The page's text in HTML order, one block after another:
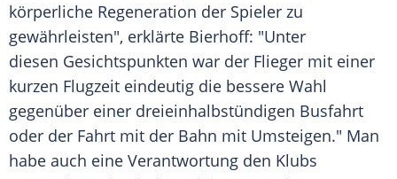
körperliche Regeneration der Spieler zu
gewährleisten", erklärte Bierhoff: "Unter
diesen Gesichtspunkten war der Flieger mit einer
kurzen Flugzeit eindeutig die bessere Wahl
gegenüber einer dreieinhalbstündigen Busfahrt
oder der Fahrt mit der Bahn mit Umsteigen." Man
habe auch eine Verantwortung den Klubs